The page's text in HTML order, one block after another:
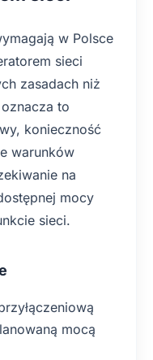
w Polsce
sieci
zasadach niż
to
konieczność
warunków
na
mocy
sieci.
mocą